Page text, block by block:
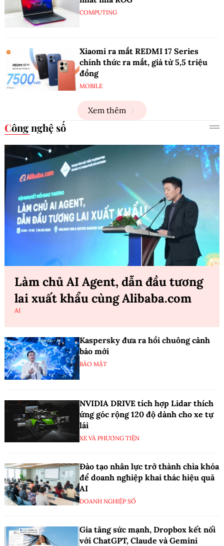
COMPUTING
Xiaomi ra mắt REDMI 17 Series
chính thức ra mắt, giá từ 5,5 triệu
đồng
MOBILE
Xem thêm
Công nghệ số
Làm chủ AI Agent, dẫn đầu tương
lai xuất khẩu cùng Alibaba.com
AI
Kaspersky đưa ra hồi chuông cảnh
báo mới
BẢO MẬT
NVIDIA DRIVE tích hợp Lidar thích
ứng góc rộng 120 độ dành cho xe tự
lái
XE VÀ PHƯƠNG TIỆN
Đào tạo nhân lực trở thành chìa khóa
để doanh nghiệp khai thác hiệu quả
AI
DOANH NGHIỆP SỐ
Gia tăng sức mạnh, Dropbox kết nối
với ChatGPT, Claude và Gemini